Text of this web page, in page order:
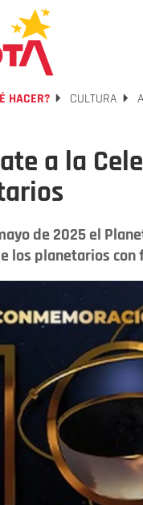
HACER? CULTURA
a la
de 2025 el
los planetarios con